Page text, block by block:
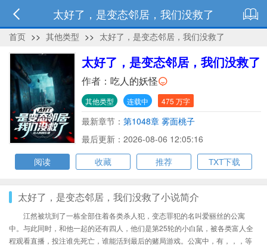
太好了，是变态邻居，我们没救了
首页 >> 其他类型 >> 太好了，是变态邻居，我们没救了
太好了，是变态邻居，我们没救了
作者： 吃人的妖怪
其他类型 连载中 475 万字
最新章节： 第1048章 雾面桃子
最后更新：2026-08-06 12:05:16
阅读
收藏 推荐 TXT下载
太好了，是变态邻居，我们没救了小说简介
江然被坑到了一栋全部住着各类杀人犯，变态罪犯的名叫爱丽丝的公寓
中。与此同时，和他一起的还有四人，他们是第25轮的小白鼠，被各类富人全
程观看直播，投注谁先死亡，谁能活到最后的赌局游戏。公寓中，有，，，等